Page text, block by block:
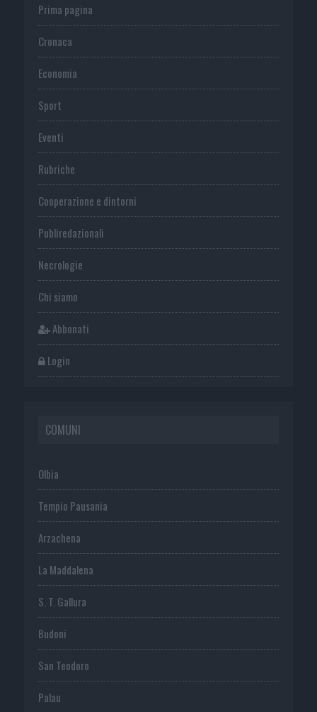
Prima pagina
Cronaca
Economia
Sport
Eventi
Rubriche
Cooperazione e dintorni
Publiredazionali
Necrologie
Chi siamo
Abbonati
Login
COMUNI
Olbia
Tempio Pausania
Arzachena
La Maddalena
S. T. Gallura
Budoni
San Teodoro
Palau